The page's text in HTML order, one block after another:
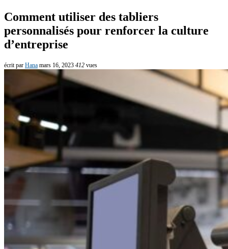
Comment utiliser des tabliers
personnalisés pour renforcer la culture
d’entreprise
écrit par Hana mars 16, 2023 412 vues